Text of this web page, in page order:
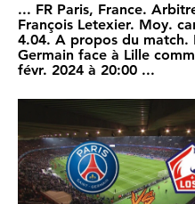
... FR Paris, France.
François Letexier. Moy.
4.04. A propos du match.
Germain face à Lille
févr. 2024 à 20:00 ...